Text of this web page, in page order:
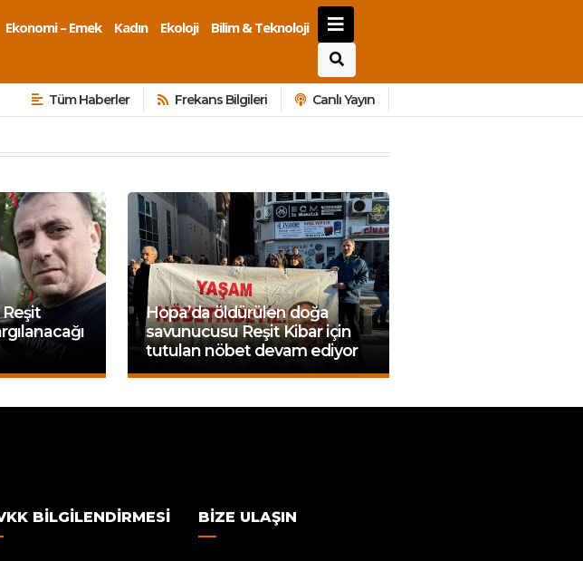
Ekonomi – Emek Kadın Ekoloji
Bilim & Teknoloji
Tüm Haberler Frekans Bilgileri Canlı Yayın
Hopa’da öldürülen doğa
savunucusu Reşit Kibar için
tutulan nöbet devam ediyor
BILGILENDIRMESI BIZE ULAŞIN